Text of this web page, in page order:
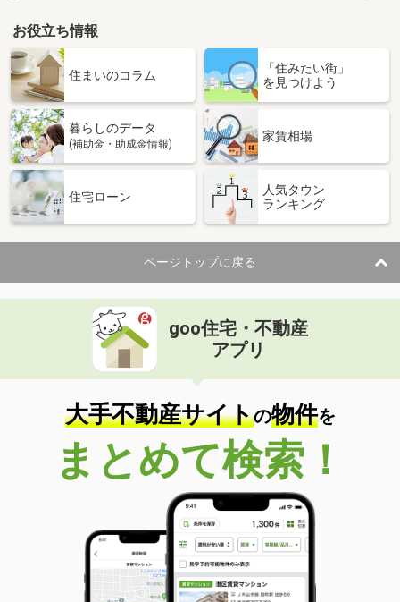
お役立ち情報
住まいのコラム
「住みたい街」
を見つけよう
暮らしのデータ
(補助金・助成金情報)
家賃相場
住宅ローン
人気タウン
ランキング
ページトップに戻る
goo住宅・不動産
アプリ
大手不動産サイトの物件を
まとめて検索！